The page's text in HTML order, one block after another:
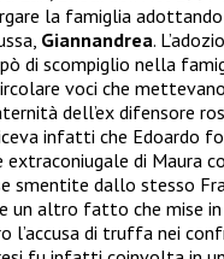
la famiglia
Giannandrea.
di scompiglio nella
voci che
dell’ex difensore
infatti che Edoardo
extraconiugale di Maura
smentite dallo stesso
un altro fatto che mise
l’accusa di truffa nei